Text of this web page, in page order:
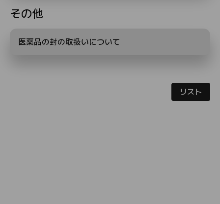
その他
医薬品の封の取扱いについて
リスト